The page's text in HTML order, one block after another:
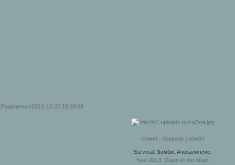
Поделиться2012-10-22 19:20:58
сюжет| правила | зомби
Survival. Зомби. Апокалипсис.
Year 2013: Dawn of the dead.